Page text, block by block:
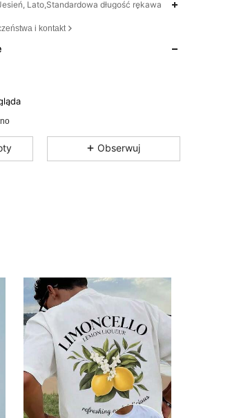
Lato,Standardowa długość rękawa
i kontakt
118
Artykuły
118
118
Obserwuj